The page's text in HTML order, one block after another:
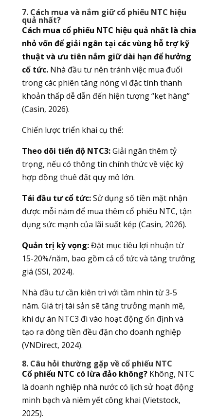
7. Cách mua và nắm giữ cổ phiếu NTC hiệu
quả nhất?
Cách mua cổ phiếu NTC hiệu quả nhất là chia
nhỏ vốn để giải ngân tại các vùng hỗ trợ kỹ
thuật và ưu tiên nắm giữ dài hạn để hưởng
cổ tức.Nhà đầu tư nên tránh việc mua đuổi
trong các phiên tăng nóng vì đặc tính thanh
khoản thấp dễ dẫn đến hiện tượng “kẹt hàng”
(Casin, 2026).
Chiến lược triển khai cụ thể:
Theo dõi tiến độ NTC3:Giải ngân thêm tỷ
trọng, nếu có thông tin chính thức về việc ký
hợp đồng thuê đất quy mô lớn.
Tái đầu tư cổ tức:Sử dụng số tiền mặt nhận
được mỗi năm để mua thêm cổ phiếu NTC, tận
dụng sức mạnh của lãi suất kép (Casin, 2026).
Quản trị kỳ vọng:Đặt mục tiêu lợi nhuận từ
15-20%/năm, bao gồm cả cổ tức và tăng trưởng
giá (SSI, 2024).
Nhà đầu tư cần kiên trì với tầm nhìn từ 3-5
năm. Giá trị tài sản sẽ tăng trưởng mạnh mẽ,
khi dự án NTC3 đi vào hoạt động ổn định và
tạo ra dòng tiền đều đặn cho doanh nghiệp
(VNDirect, 2024).
8. Câu hỏi thường gặp về cổ phiếu NTC
Cổ phiếu NTC có lừa đảo không?Không, NTC
là doanh nghiệp nhà nước có lịch sử hoạt động
minh bạch và niêm yết công khai (Vietstock,
2025).